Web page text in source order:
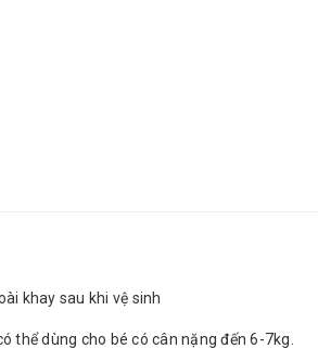
khay sau khi vệ sinh
thể dùng cho bé có cân nặng đến 6-7kg.